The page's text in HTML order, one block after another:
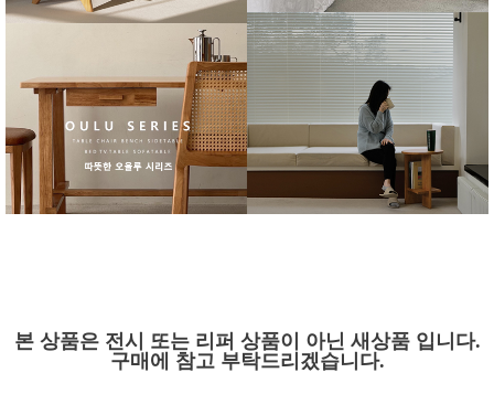
본 상품은 전시 또는 리퍼 상품이 아닌 새상품 입니다.
구매에 참고 부탁드리겠습니다.